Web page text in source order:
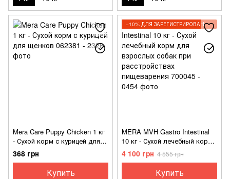
Mera Care Puppy Chicken 1 кг
- Сухой корм с курицей для
щенков
368 грн
Купить
−10% ДЛЯ ЗАРЕГИСТРИРОВАННЫХ КЛИЕНТОВ
MERA MVH Gastro Intestinal
10 кг - Сухой лечебный корм
для взрослых собак при
расстройствах пищеварения
4 100 грн 4 555 грн
Купить